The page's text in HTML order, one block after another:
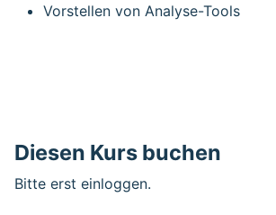
Vorstellen von Analyse-Tools
Diesen Kurs buchen
Bitte erst einloggen.